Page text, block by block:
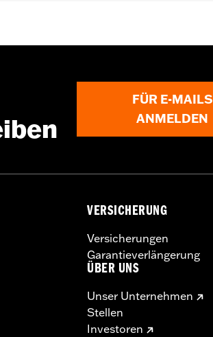
FÜR E-MAILS
ANMELDEN
VERSICHERUNG
Versicherungen
Garantieverlängerung
ÜBER UNS
Unser Unternehmen
Stellen
Investoren